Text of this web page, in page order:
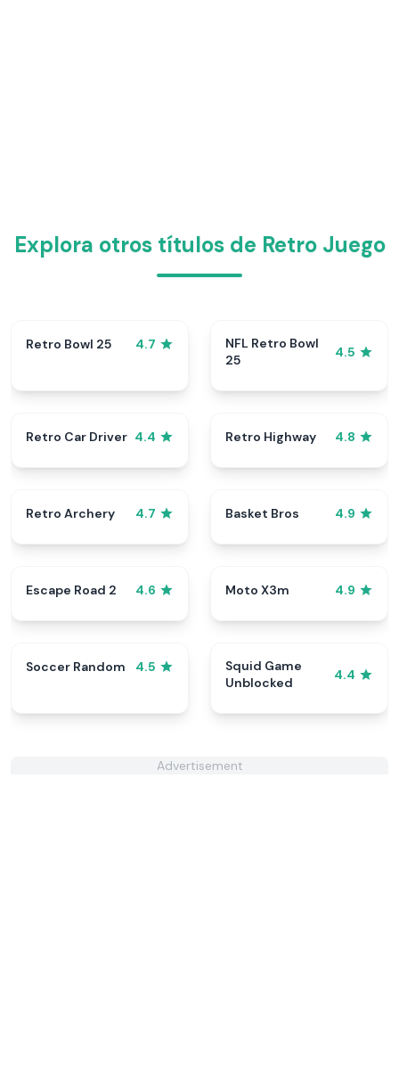
Explora otros títulos de Retro Juego
Retro Bowl 25 4.7
NFL Retro Bowl
25
4.5
Retro Car Driver 4.4 Retro Highway 4.8
Retro Archery 4.7 Basket Bros 4.9
Escape Road 2 4.6 Moto X3m 4.9
Soccer Random 4.5
Squid Game
Unblocked
4.4
Advertisement